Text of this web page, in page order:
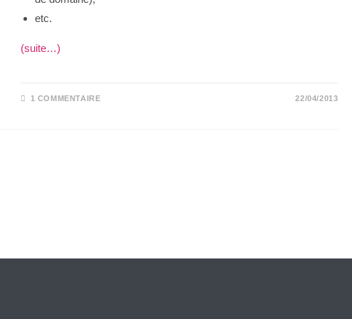
etc.
(suite…)
1 COMMENTAIRE 22/04/2013